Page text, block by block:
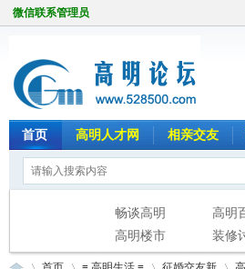
微信联系管理员
首页 高明人才网 相亲交友
畅谈高明
高明
高明楼市
装修